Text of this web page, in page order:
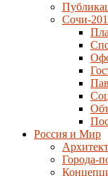
Сочи-
Россия и Мир
Города-